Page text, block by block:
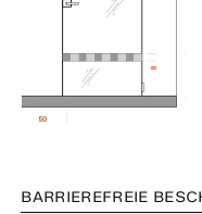
BARRIEREFREIE